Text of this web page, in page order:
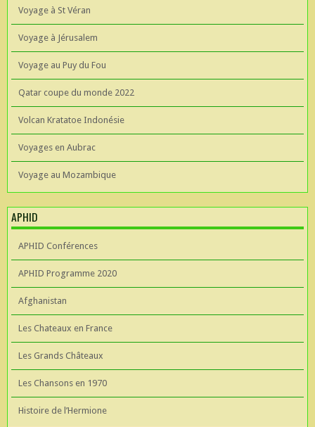
Voyage à St Véran
Voyage à Jérusalem
Voyage au Puy du Fou
Qatar coupe du monde 2022
Volcan Kratatoe Indonésie
Voyages en Aubrac
Voyage au Mozambique
APHID
APHID Conférences
APHID Programme 2020
Afghanistan
Les Chateaux en France
Les Grands Châteaux
Les Chansons en 1970
Histoire de l’Hermione